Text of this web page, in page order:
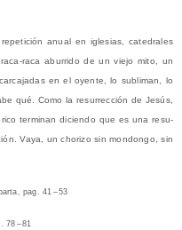
anual en igle­sias, cate­dra­les
raca abu­rri­do de un vie­jo mito, un
en el oyen­te, lo subli­man, lo
qué. Como la resu­rrec­ción de Jesús,
ter­mi­nan dicien­do que es una resu­
Vaya, un cho­ri­zo sin mon­don­go, sin
pag. 41 – 53
78 – 81